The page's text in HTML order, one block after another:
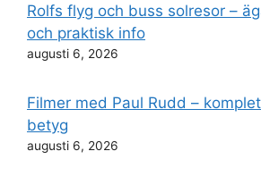
Rolfs flyg och buss solresor –
och praktisk info
augusti 6, 2026
Filmer med Paul Rudd –
betyg
augusti 6, 2026